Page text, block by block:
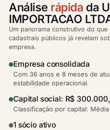
Análise rápida da
IMPORTACAO
Um panorama construtivo do que
cadastrais públicos já revelam
empresa.
Empresa consolidada
Com 36 anos e 8 meses de
estabilidade operacional.
Capital social: R$
Classificação por capital:
1 sócio ativo